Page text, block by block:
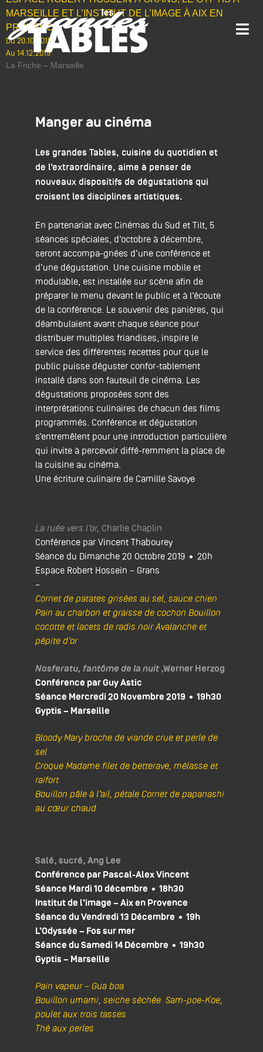
MARSEILLE ET L’INSTITUT DE L’IMAGE À AIX EN
PROVENCE
Du 20.10.2019
Au 14.12.2019
La Friche – Marseille
Manger au cinéma
Les grandes Tables, cuisine du quotidien et
de l’extraordinaire, aime à penser de
nouveaux dispositifs de dégustations qui
croisent les disciplines artistiques.
En partenariat avec Cinémas du Sud et Tilt, 5
séances spéciales, d’octobre à décembre,
seront accompa-gnées d’une conférence et
d’une dégustation. Une cuisine mobile et
modulable, est installée sur scène afin de
préparer le menu devant le public et à l’écoute
de la conférence. Le souvenir des panières, qui
déambulaient avant chaque séance pour
distribuer multiples friandises, inspire le
service des différentes recettes pour que le
public puisse déguster confor-tablement
installé dans son fauteuil de cinéma. Les
dégustations proposées sont des
interprétations culinaires de chacun des films
programmés. Conférence et dégustation
s’entremêlent pour une introduction particulière
qui invite à percevoir diffé-remment la place de
la cuisine au cinéma.
Une écriture culinaire de Camille Savoye
La ruée vers l’or, Charlie Chaplin
Conférence par Vincent Thabourey
Séance du Dimanche 20 Octobre 2019 • 20h
Espace Robert Hossein – Grans
–
Cornet de patates grisées au sel, sauce chien
Pain au charbon et graisse de cochon Bouillon
cocotte et lacets de radis noir Avalanche et
pépite d’or
Nosferatu, fantôme de la nuit ,Werner Herzog
Conférence par Guy Astic
Séance Mercredi 20 Novembre 2019 • 19h30
Gyptis – Marseille
Bloody Mary broche de viande crue et perle de
sel
Croque Madame filet de betterave, mélasse et
raifort
Bouillon pâle à l’ail, pétale Cornet de papanashi
au cœur chaud
Salé, sucré, Ang Lee
Conférence par Pascal-Alex Vincent
Séance Mardi 10 décembre • 18h30
Institut de l’image – Aix en Provence
Séance du Vendredi 13 Décembre • 19h
L’Odyssée – Fos sur mer
Séance du Samedi 14 Décembre • 19h30
Gyptis – Marseille
Pain vapeur – Gua boa
Bouillon umami, seiche séchée Sam-poe-Koe,
poulet aux trois tasses
Thé aux perles